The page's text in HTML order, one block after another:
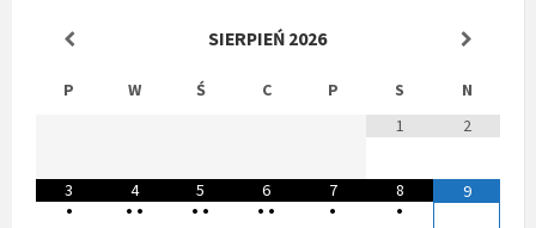
SIERPIEŃ 2026
P W Ś C P S
N
1
2
3
•
4
• •
5
• •
6
• •
7
•
8
•
9